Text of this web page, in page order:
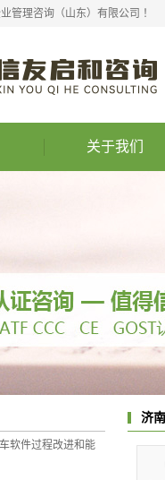
管理咨询（山东）有限公司 ！
关于我们
公司理念
营业执照
业务范围
权威认证
软件过程改进和能
济